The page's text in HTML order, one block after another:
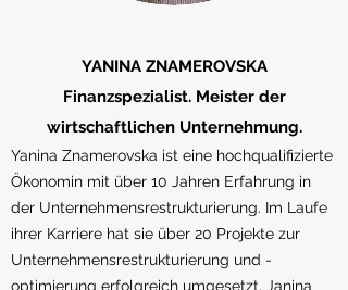
YANINA ZNAMEROVSKA
Finanzspezialist. Meister der
wirtschaftlichen Unternehmung.
Yanina Znamerovska ist eine hochqualifizierte
Ökonomin mit über 10 Jahren Erfahrung in
der Unternehmensrestrukturierung. Im Laufe
ihrer Karriere hat sie über 20 Projekte zur
Unternehmensrestrukturierung und -
optimierung erfolgreich umgesetzt. Janina